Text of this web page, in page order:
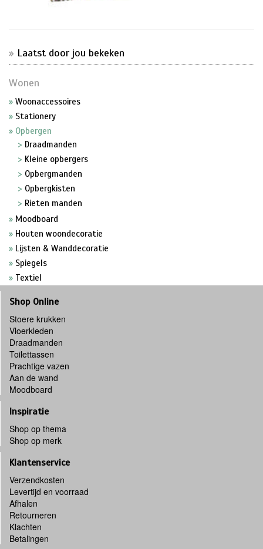
Laatst door jou bekeken
Wonen
Woonaccessoires
Stationery
Opbergen
Draadmanden
Kleine opbergers
Opbergmanden
Opbergkisten
Rieten manden
Moodboard
Houten woondecoratie
Lijsten & Wanddecoratie
Spiegels
Textiel
Shop Online
Stoere krukken
Vloerkleden
Draadmanden
Toilettassen
Prachtige vazen
Aan de wand
Moodboard
Inspiratie
Shop op thema
Shop op merk
Klantenservice
Verzendkosten
Levertijd en voorraad
Afhalen
Retourneren
Klachten
Betalingen